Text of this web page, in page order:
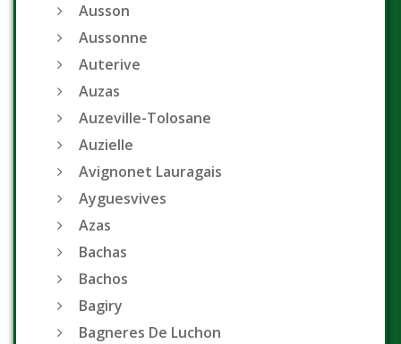
Ausson
Aussonne
Auterive
Auzas
Auzeville-Tolosane
Auzielle
Avignonet Lauragais
Ayguesvives
Azas
Bachas
Bachos
Bagiry
Bagneres De Luchon